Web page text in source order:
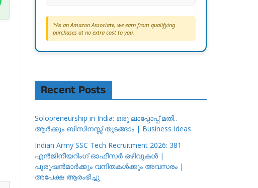
*As an Amazon Associate, we earn from qualifying
purchases at no extra cost to you.
Recent Posts
Solopreneurship in India: ഒരു ലാപ്ടോപ്പ് മതി..
ആർക്കും ബിസിനസ്സ് തുടങ്ങാം | Business Ideas
Indian Army SSC Tech Recruitment 2026: 381
എൻജിനീയറിംഗ് ഓഫീസർ ഒഴിവുകൾ |
പുരുഷൻമാർക്കും വനിതകൾക്കും അവസരം |
അപേക്ഷ ആരംഭിച്ചു